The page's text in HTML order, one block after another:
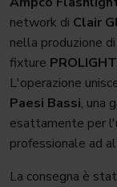
network di Clair
nella produzione
fixture
L'operazione
Paesi Bassi, una
esattamente per
professionale ad
La consegna è